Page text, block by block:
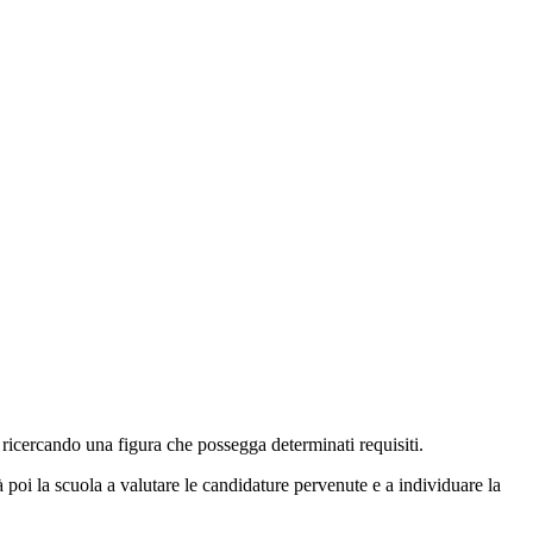
una figura che possegga determinati requisiti.
la scuola a valutare le candidature pervenute e a individuare la